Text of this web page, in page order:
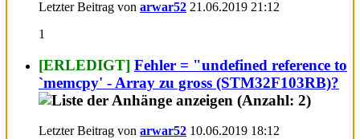
Letzter Beitrag von arwar52 21.06.2019 21:12
1
[ERLEDIGT] Fehler = "undefined reference to
`memcpy' - Array zu gross (STM32F103RB)?
Letzter Beitrag von arwar52 10.06.2019 18:12